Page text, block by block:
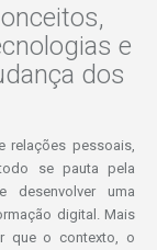
e
dos
relações pessoais,
se pauta pela
desenvolver uma
digital. Mais
que o contexto, o